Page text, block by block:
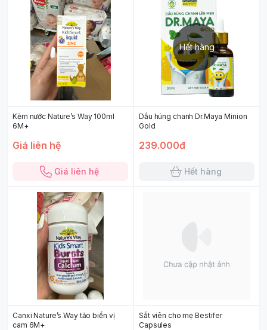
Kẽm nước Nature’s Way 100ml
6M+
Giá liên hệ
Giá liên hệ
Hết hàng
Dầu húng chanh Dr.Maya Minion
Gold
239.000đ
Hết hàng
Canxi Nature’s Way tảo biển vị
cam 6M+
Sắt viên cho mẹ Bestifer
Capsules